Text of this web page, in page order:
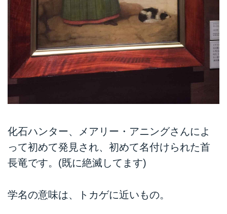
化石ハンター、メアリー・アニングさんによ
って初めて発見され、初めて名付けられた首
長竜です。(既に絶滅してます)
学名の意味は、トカゲに近いもの。